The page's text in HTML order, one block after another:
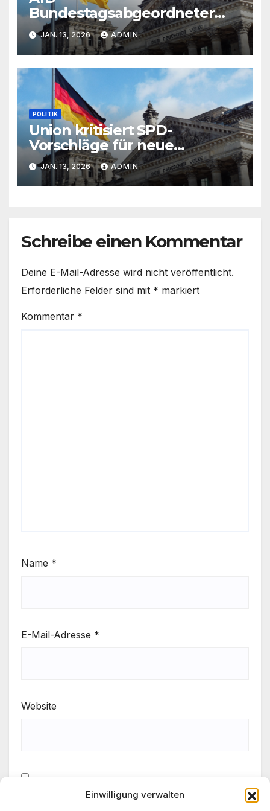
Einwilligung verwalten
Bundestagsabgeordneter
Schmidt verliert
Mitgliedsrechte
JAN. 13, 2026 ADMIN
POLITIK
Union kritisiert SPD-
Vorschläge für neue
Erbschaftsteuer
JAN. 13, 2026 ADMIN
Schreibe einen Kommentar
Deine E-Mail-Adresse wird nicht veröffentlicht.
Erforderliche Felder sind mit * markiert
Kommentar *
Name *
E-Mail-Adresse *
Website
Meinen Namen, meine E-Mail-Adresse und meine